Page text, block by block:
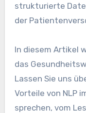
strukturierte
der
In diesem Artikel
das
Lassen Sie uns
Vorteile von NLP
sprechen, vom